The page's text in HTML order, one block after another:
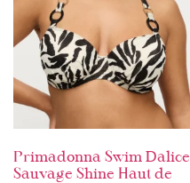
Primadonna Swim Dalice
Sauvage Shine Haut de